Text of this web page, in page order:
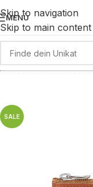
Skip to navigation
Skip to main content
MENÜ
SALE